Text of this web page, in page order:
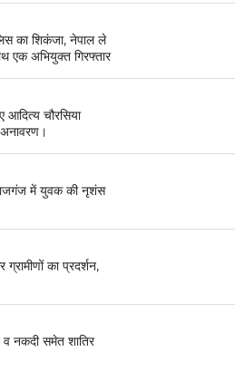
का शिकंजा, नेपाल ले
एक अभियुक्त गिरफ्तार
आदित्य चौरसिया
में युवक की नृशंस
का प्रदर्शन,
नकदी समेत शातिर